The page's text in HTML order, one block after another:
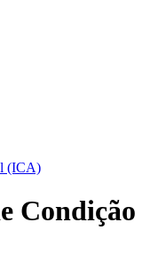
(ICA)
Condição